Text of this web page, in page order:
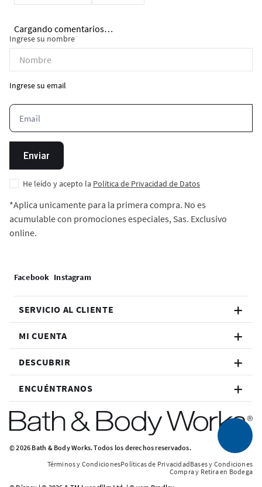
Cargando comentarios…
Ingrese su nombre
Ingrese su email
Enviar
He leído y acepto la Política de Privacidad de Datos
*Aplica unicamente para la primera compra. No es
acumulable con promociones especiales, Sas. Exclusivo
online.
SERVICIO AL CLIENTE
MI CUENTA
DESCUBRIR
ENCUÉNTRANOS
© 2026 Bath & Body Works. Todos los derechos reservados.
Términos y CondicionesPolíticas de PrivacidadBases y Condiciones
Compra y Retira en Bodega